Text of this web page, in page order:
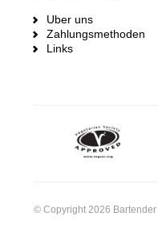
Uber uns
Zahlungsmethoden
Links
© Copyright 2026